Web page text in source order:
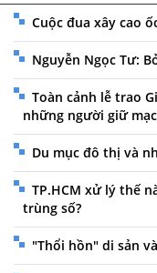
Cuộc đua xây cao
Nguyễn Ngọc Tư:
Toàn cảnh lễ trao
những người giữ
Du mục đô thị và
TP.HCM xử lý thế
trùng số?
"Thổi hồn" di sản